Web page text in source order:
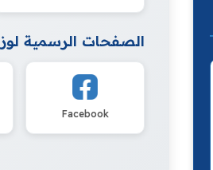
الصفحات الرسمية
Facebook